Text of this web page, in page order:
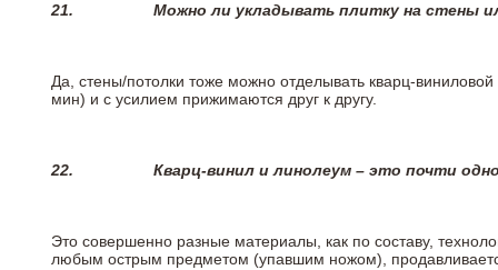
21. Можно ли укладывать плитку на стены
Да, стены/потолки тоже можно отделывать кварц-
мин) и с усилием прижимаются друг к другу.
22. Кварц-винил и линолеум – это почти
Это совершенно разные материалы, как по составу,
любым острым предметом (упавшим ножом),